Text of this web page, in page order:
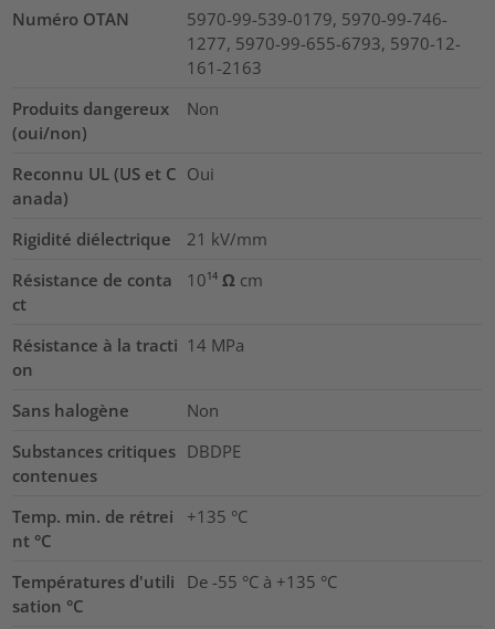
Numéro OTAN
5970-99-539-0179, 5970-99-746-
1277, 5970-99-655-6793, 5970-12-
161-2163
Produits dangereux
(oui/non)
Non
Reconnu UL (US et C
anada)
Oui
Rigidité diélectrique 21 kV/mm
Résistance de conta
ct
10¹⁴ Ω cm
Résistance à la tracti
on
14 MPa
Sans halogène
Non
Substances critiques
contenues
DBDPE
Temp. min. de rétrei
nt °C
+135 °C
Températures d'utili
sation °C
De -55 °C à +135 °C